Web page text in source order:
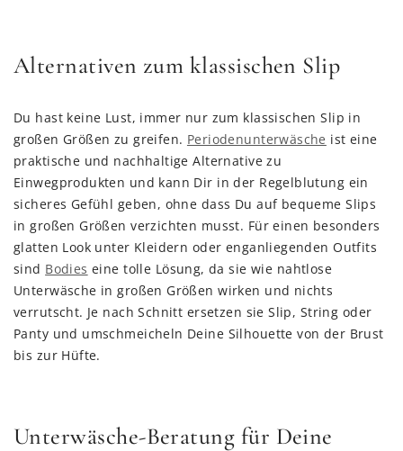
Alternativen zum klassischen Slip
Du hast keine Lust, immer nur zum klassischen Slip in
großen Größen zu greifen. Periodenunterwäsche ist eine
praktische und nachhaltige Alternative zu
Einwegprodukten und kann Dir in der Regelblutung ein
sicheres Gefühl geben, ohne dass Du auf bequeme Slips
in großen Größen verzichten musst. Für einen besonders
glatten Look unter Kleidern oder enganliegenden Outfits
sind Bodies eine tolle Lösung, da sie wie nahtlose
Unterwäsche in großen Größen wirken und nichts
verrutscht. Je nach Schnitt ersetzen sie Slip, String oder
Panty und umschmeicheln Deine Silhouette von der Brust
bis zur Hüfte.
Unterwäsche-Beratung für Deine